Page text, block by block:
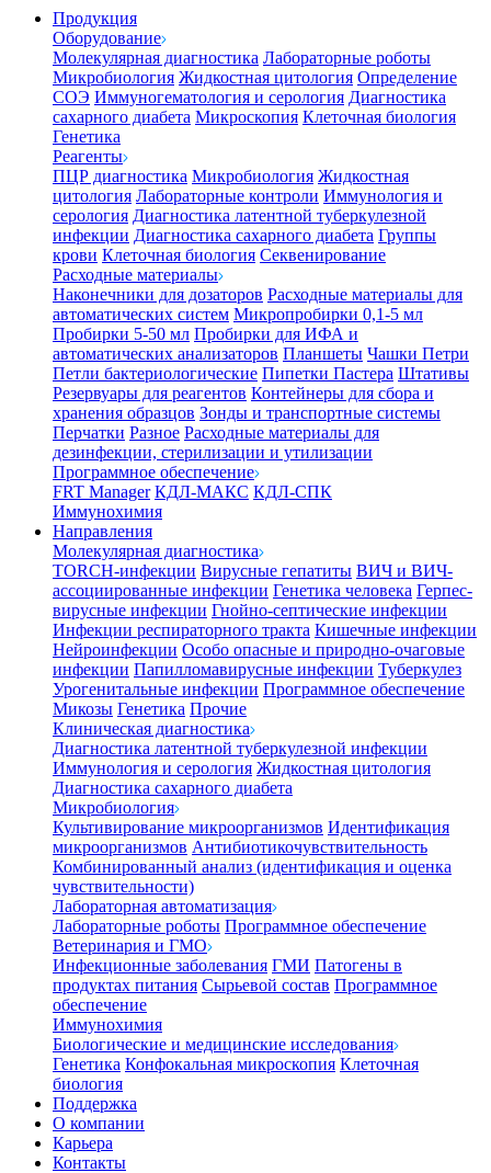
Продукция
Оборудование
Молекулярная диагностика Лабораторные роботы
Микробиология Жидкостная цитология Определение
СОЭ Иммуногематология и серология Диагностика
сахарного диабета Микроскопия Клеточная биология
Генетика
Реагенты
ПЦР диагностика Микробиология Жидкостная
цитология Лабораторные контроли Иммунология и
серология Диагностика латентной туберкулезной
инфекции Диагностика сахарного диабета Группы
крови Клеточная биология Секвенирование
Расходные материалы
Наконечники для дозаторов Расходные материалы для
автоматических систем Микропробирки 0,1-5 мл
Пробирки 5-50 мл Пробирки для ИФА и
автоматических анализаторов Планшеты Чашки Петри
Петли бактериологические Пипетки Пастера Штативы
Резервуары для реагентов Контейнеры для сбора и
хранения образцов Зонды и транспортные системы
Перчатки Разное Расходные материалы для
дезинфекции, стерилизации и утилизации
Программное обеспечение
FRT Manager КДЛ-МАКС КДЛ-СПК
Иммунохимия
Направления
Молекулярная диагностика
TORCH-инфекции Вирусные гепатиты ВИЧ и ВИЧ-
ассоциированные инфекции Генетика человека Герпес-
вирусные инфекции Гнойно-септические инфекции
Инфекции респираторного тракта Кишечные инфекции
Нейроинфекции Особо опасные и природно-очаговые
инфекции Папилломавирусные инфекции Туберкулез
Урогенитальные инфекции Программное обеспечение
Микозы Генетика Прочие
Клиническая диагностика
Диагностика латентной туберкулезной инфекции
Иммунология и серология Жидкостная цитология
Диагностика сахарного диабета
Микробиология
Культивирование микроорганизмов Идентификация
микроорганизмов Антибиотикочувствительность
Комбинированный анализ (идентификация и оценка
чувствительности)
Лабораторная автоматизация
Лабораторные роботы Программное обеспечение
Ветеринария и ГМО
Инфекционные заболевания ГМИ Патогены в
продуктах питания Сырьевой состав Программное
обеспечение
Иммунохимия
Биологические и медицинские исследования
Генетика Конфокальная микроскопия Клеточная
биология
Поддержка
О компании
Карьера
Контакты